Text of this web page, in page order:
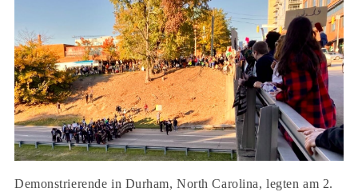
Demonstrierende in Durham, North Carolina, legten am 2.